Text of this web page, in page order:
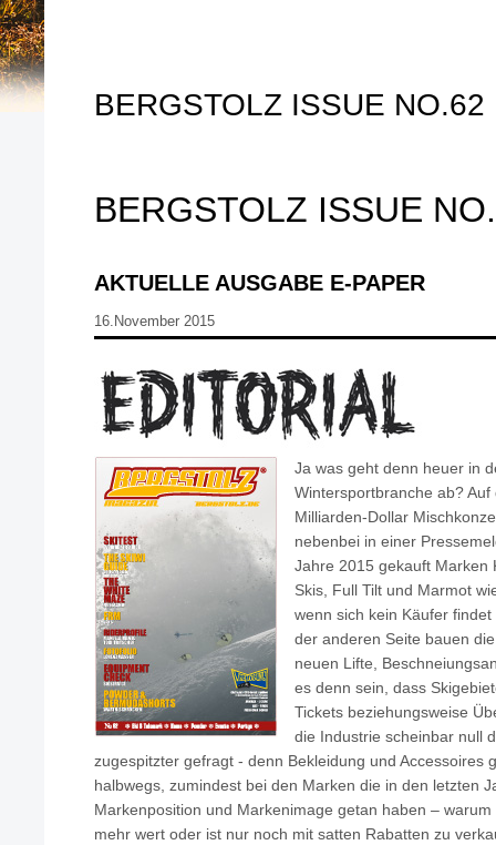
BERGSTOLZ ISSUE NO.62
BERGSTOLZ ISSUE
AKTUELLE AUSGABE E-PAPER
16.November 2015
Ja was geht denn heuer in
Wintersportbranche ab?
Milliarden-Dollar
nebenbei in einer
Jahre 2015 gekauft Marken
Skis, Full Tilt und Marmot
wenn sich kein Käufer
der anderen Seite bauen
neuen Lifte,
es denn sein, dass
Tickets beziehungsweise
die Industrie scheinbar null
zugespitzter gefragt - denn Bekleidung und Accessoires
halbwegs, zumindest bei den Marken die in den letzten
Markenposition und Markenimage getan haben –
mehr wert oder ist nur noch mit satten Rabatten zu